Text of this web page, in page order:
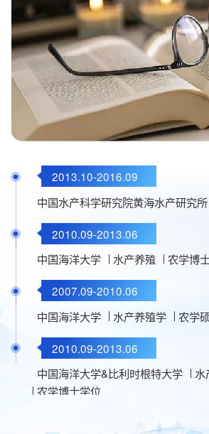
2013.10-2016.09
中国水产科学研究院黄海水产研究所
2010.09-2013.06
中国海洋大学
水产养殖 农学博
2007.09-2010.06
中国海洋大学
水产养殖学 农学
2010.09-2013.06
中国海洋大学&比利时根特大学
水
农学博士学位
2016.09-至今
海洋学院
2013.10-2016.09
黄海水产研究所